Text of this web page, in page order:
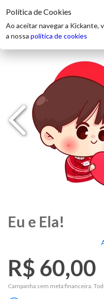
Eu e Ela!
R$ 60,00
Campanha sem meta financeira.
Política de Cookies
Ao aceitar navegar a Kickante,
a nossa política de cookies